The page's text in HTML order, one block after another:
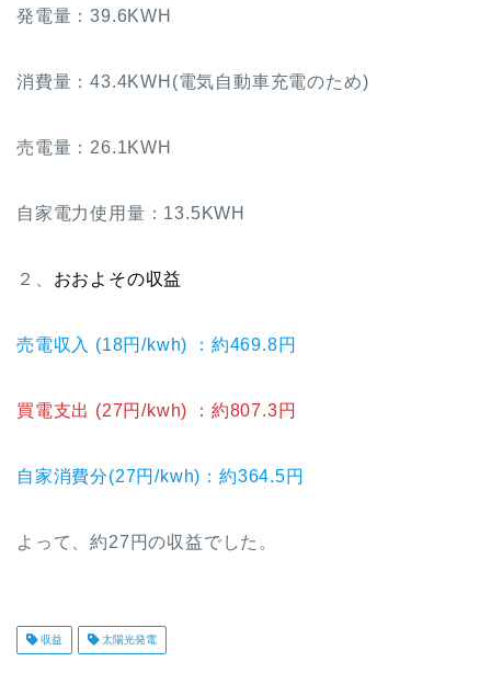
発電量：39.6KWH
消費量：43.4KWH(電気自動車充電のため)
売電量：26.1KWH
自家電力使用量：13.5KWH
２、 おおよその収益
売電収入 (18円/kwh) ：約469.8円
買電支出 (27円/kwh) ：約807.3円
自家消費分(27円/kwh)：約364.5円
よって、約27円の収益でした。
収益 太陽光発電